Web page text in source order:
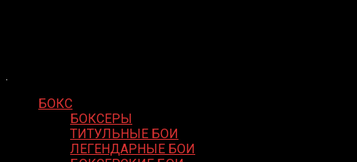
БОКС
БОКСЕРЫ
ТИТУЛЬНЫЕ БОИ
ЛЕГЕНДАРНЫЕ БОИ